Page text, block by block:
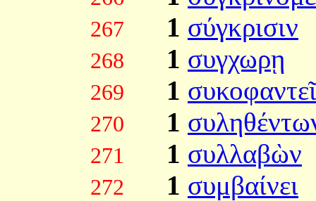
267 1 σύγκρισιν
268 1 συγχωρῃ
269 1
270 1
271 1 συλλαβὼν
272 1 συμβαίνει